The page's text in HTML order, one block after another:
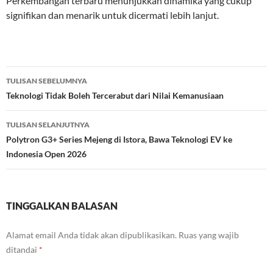
signifikan dan menarik untuk dicermati lebih lanjut.
Navigasi
Tulisan
TULISAN SEBELUMNYA
Teknologi Tidak Boleh Tercerabut dari Nilai Kemanusiaan
TULISAN SELANJUTNYA
Polytron G3+ Series Mejeng di Istora, Bawa Teknologi EV ke
Indonesia Open 2026
TINGGALKAN BALASAN
Alamat email Anda tidak akan dipublikasikan. Ruas yang wajib
ditandai *